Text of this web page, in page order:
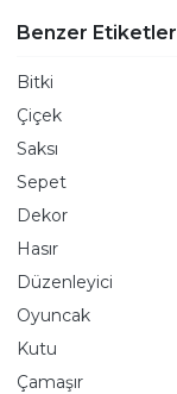
Benzer Etiketler
Bitki
Çiçek
Saksı
Sepet
Dekor
Hasır
Düzenleyici
Oyuncak
Kutu
Çamaşır